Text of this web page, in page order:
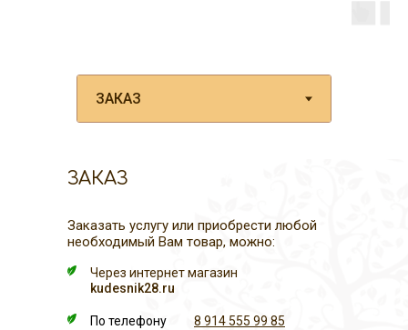
ЗАКАЗ
8 914 555 99 85
По телефону
Через интернет магазин
kudesnik28.ru
Заказать услугу или приобрести любой
необходимый Вам товар, можно: